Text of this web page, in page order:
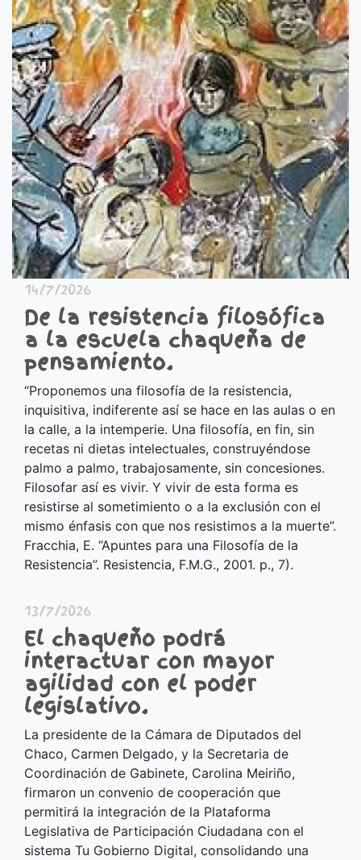
14/7/2026
De la resistencia filosófica
a la escuela chaqueña de
pensamiento.
“Proponemos una filosofía de la resistencia,
inquisitiva, indiferente así se hace en las aulas o en
la calle, a la intemperie. Una filosofía, en fin, sin
recetas ni dietas intelectuales, construyéndose
palmo a palmo, trabajosamente, sin concesiones.
Filosofar así es vivir. Y vivir de esta forma es
resistirse al sometimiento o a la exclusión con el
mismo énfasis con que nos resistimos a la muerte”.
Fracchia, E. “Apuntes para una Filosofía de la
Resistencia”. Resistencia, F.M.G., 2001. p., 7).
13/7/2026
El chaqueño podrá
interactuar con mayor
agilidad con el poder
legislativo.
La presidente de la Cámara de Diputados del
Chaco, Carmen Delgado, y la Secretaria de
Coordinación de Gabinete, Carolina Meiriño,
firmaron un convenio de cooperación que
permitirá la integración de la Plataforma
Legislativa de Participación Ciudadana con el
sistema Tu Gobierno Digital, consolidando una